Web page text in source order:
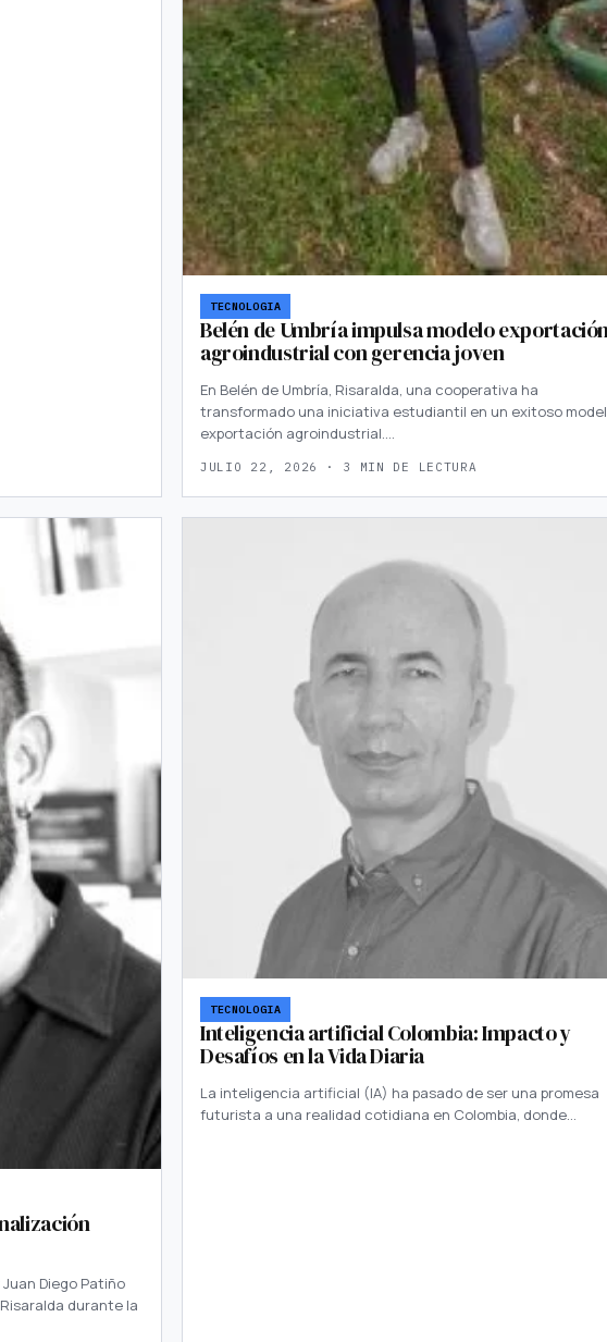
TECNOLOGIA
Belén de Umbría impulsa modelo
agroindustrial con gerencia joven
En Belén de Umbría, Risaralda, una cooperativa ha
transformado una iniciativa estudiantil en un exitoso
exportación agroindustrial.…
JULIO 22, 2026 · 3 MIN DE LECTURA
Diego Patiño
durante la
TECNOLOGIA
Inteligencia artificial Colombia: Impacto y
Desafíos en la Vida Diaria
La inteligencia artificial (IA) ha pasado de ser una promesa
futurista a una realidad cotidiana en Colombia, donde…